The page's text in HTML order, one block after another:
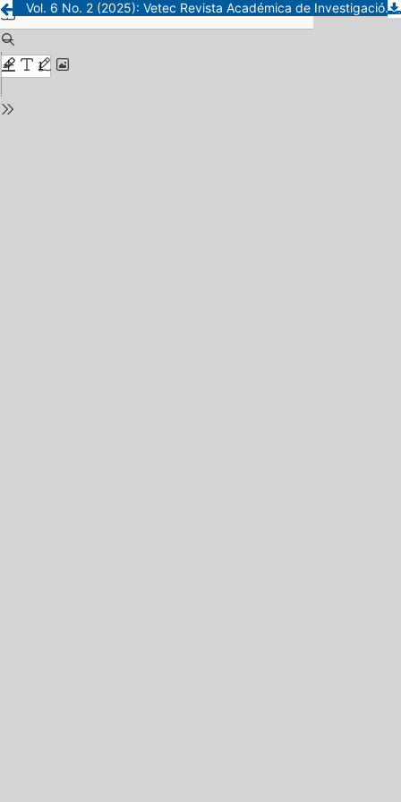
Vol. 6 No. 2 (2025): Vetec Revista Académica de Investigación, Docencia y Extensión de las Ciencias Veterinarias.